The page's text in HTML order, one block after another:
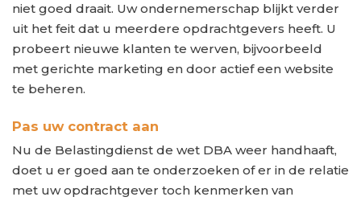
niet goed draait. Uw ondernemerschap blijkt verder
uit het feit dat u meerdere opdrachtgevers heeft. U
probeert nieuwe klanten te werven, bijvoorbeeld
met gerichte marketing en door actief een website
te beheren.
Pas uw contract aan
Nu de Belastingdienst de wet DBA weer handhaaft,
doet u er goed aan te onderzoeken of er in de relatie
met uw opdrachtgever toch kenmerken van